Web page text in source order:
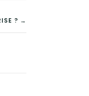
? →